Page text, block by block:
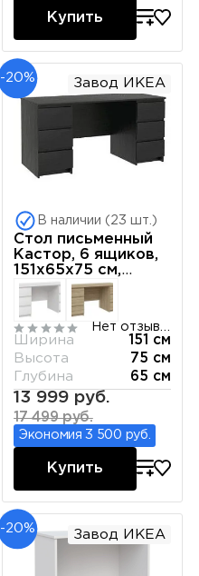
Купить
-20% Завод ИКЕА
В наличии (23 шт.)
Стол письменный
Кастор, 6 ящиков,
151х65х75 см,
черный, дуб венге
Ширина
151 см
Высота
75 см
Глубина
65 см
13 999 руб.
17 499 руб.
Экономия 3 500 руб.
Купить
-20% Завод ИКЕА